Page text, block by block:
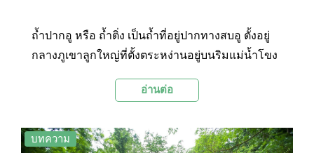
ถ้ำปากอู หรือ ถ้ำติ่ง เป็นถ้ำที่อยู่ปากทางสบอู ตั้งอยู่
กลางภูเขาลูกใหญ่ที่ตั้งตระหง่านอยู่บนริมแม่น้ำโขง
เป็นที่มาของ ชื่อ "ถ้ำปากอู" แห่งนี้
อ่านต่อ
บทความ